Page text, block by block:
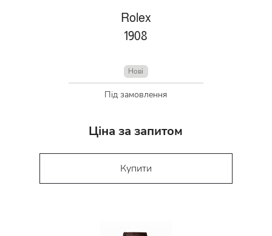
Rolex
1908
Нові
Під замовлення
Ціна за запитом
Купити